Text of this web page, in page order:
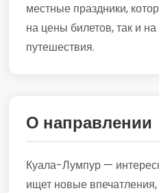
местные праздники,
на цены билетов, так и
путешествия.
О направлении
Куала-Лумпур —
ищет новые